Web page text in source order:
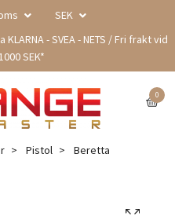
SEK
- SVEA - NETS / Fri frakt vid
SEK*
0
Pistol
Beretta